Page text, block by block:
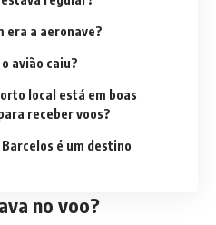
era a aeronave?
avião caiu?
local está em boas
receber voos?
é um destino
no voo?